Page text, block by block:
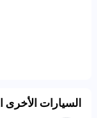
السيارات